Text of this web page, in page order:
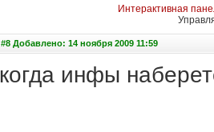
Интерактивная
#8 Добавлено: 14 ноября 2009 11:59
когда инфы